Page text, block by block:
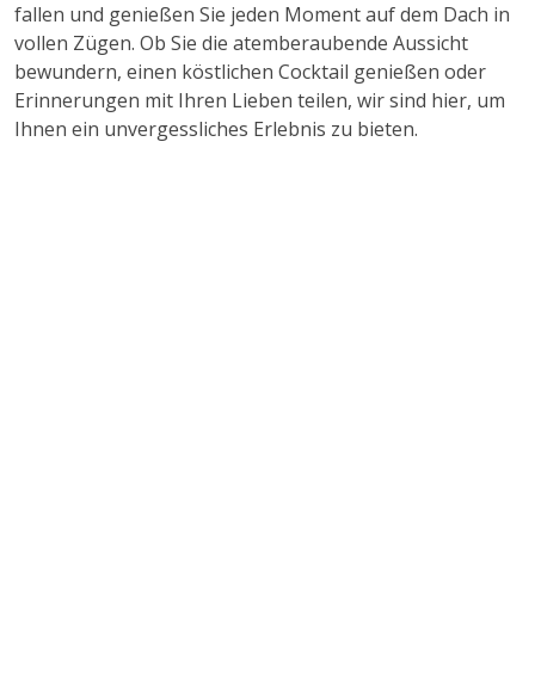
fallen und genießen Sie jeden Moment auf dem Dach in
vollen Zügen. Ob Sie die atemberaubende Aussicht
bewundern, einen köstlichen Cocktail genießen oder
Erinnerungen mit Ihren Lieben teilen, wir sind hier, um
Ihnen ein unvergessliches Erlebnis zu bieten.